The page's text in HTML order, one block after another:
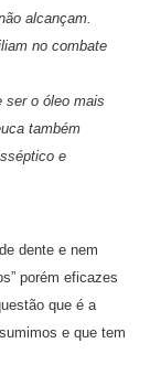
alcançam.
no combate
ser o óleo mais
também
e
dente e nem
porém eficazes
que é a
e que tem